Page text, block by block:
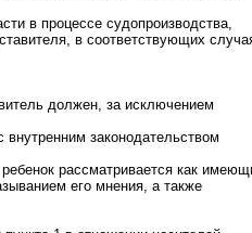
в процессе судопроизводства,
в соответствующих
должен, за исключением
законодательством
рассматривается как
его мнения, а также